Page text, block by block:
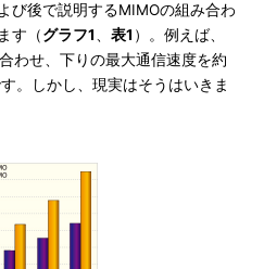
び後で説明するMIMOの組み合わ
す（グラフ1 表1 ）。例えば、
わせ、下りの最大通信速度を約
。しかし、現実はそうはいきま